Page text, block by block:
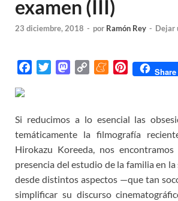
examen (III)
23 diciembre, 2018 - por Ramón Rey - Dejar
b
o
o
k
t
e
r
M
o
d
o
n
L
i
n
k
M
a
m
e
P
e
r
e
s
t
Share
Si reducimos a lo esencial las
temáticamente la filmografía
Hirokazu Koreeda, nos
presencia del estudio de la familia en
desde distintos aspectos —que tan
simplificar su discurso